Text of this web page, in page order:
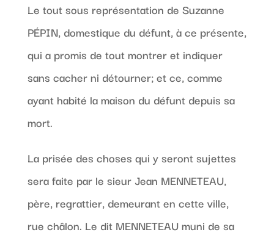
Le tout sous représentation de Suzanne
PÉPIN, domestique du défunt, à ce présente,
qui a promis de tout montrer et indiquer
sans cacher ni détourner; et ce, comme
ayant habité la maison du défunt depuis sa
mort.
La prisée des choses qui y seront sujettes
sera faite par le sieur Jean MENNETEAU,
père, regrattier, demeurant en cette ville,
rue châlon. Le dit MENNETEAU muni de sa